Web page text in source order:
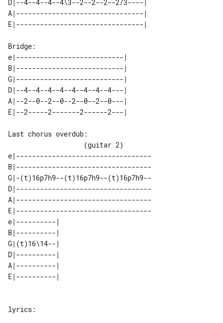
D|--4--4--4--4\3--2--2--2--2/3----|
A|--------------------------------|
Bridge:
e|---------------------------|
B|---------------------------|
G|---------------------------|
D|--4--4--4--4--4--4--4--4---|
A|--2--0--2--0--2--0--2--0---|
Last chorus overdub:
e|----------------------------------
B|----------------------------------
G|-(t)16p7h9--(t)16p7h9--(t)16p7h9--
D|----------------------------------
A|----------------------------------
E|----------------------------------
e|----------|
B|----------|
G|(t)16\14--|
D|----------|
A|----------|
lyrics: